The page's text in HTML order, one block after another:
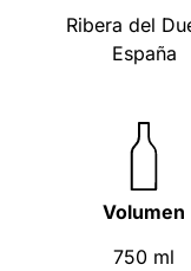
Ribera del
España
Volumen
750 ml